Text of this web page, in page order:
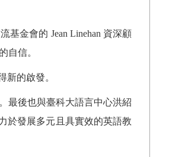
基金會的 Jean Linehan 資深顧
自信。
的啟發。
最後也與臺科大語言中心洪紹
於發展多元且具實效的英語教